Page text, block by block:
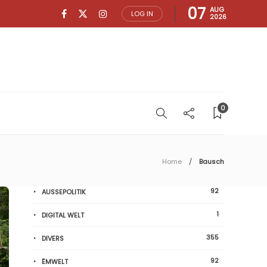
LOG IN 07 AUG
2026
0
Home Bausch
AUSSEPOLITIK 92
DIGITAL WELT 1
DIVERS 355
ËMWELT 92